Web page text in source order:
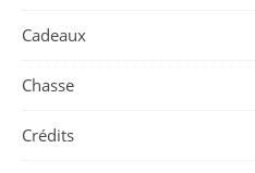
Cadeaux
Chasse
Crédits